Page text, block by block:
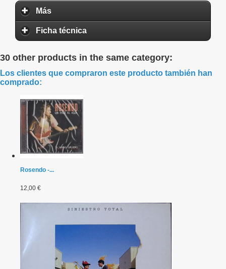
Más
Ficha técnica
30 other products in the same category:
Los clientes que compraron este producto también han
comprado:
Rosendo -...
12,00 €